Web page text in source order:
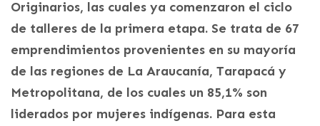
Originarios, las cuales ya comenzaron el ciclo
de talleres de la primera etapa. Se trata de 67
emprendimientos provenientes en su mayoría
de las regiones de La Araucanía, Tarapacá y
Metropolitana, de los cuales un 85,1% son
liderados por mujeres indígenas. Para esta